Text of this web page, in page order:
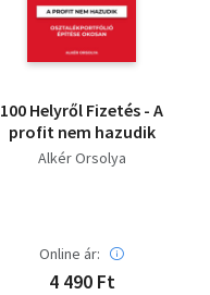
100 Helyről Fizetés - A
profit nem hazudik
Alkér Orsolya
Online ár:
4 490 Ft